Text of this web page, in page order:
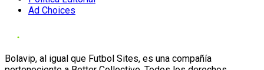
Ad Choices
Bolavip, al igual que Futbol Sites, es una compañía